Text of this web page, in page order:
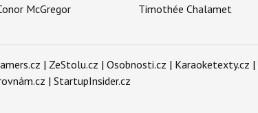
McGregor
Timothée Chalamet
| ZeStolu.cz | Osobnosti.cz | Karaoketexty.cz |
| StartupInsider.cz